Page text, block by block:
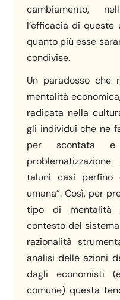
cambiamento,
l’efficacia di
quanto più esse
condivise.
Un paradosso che
mentalità
radicata nella
gli individui che ne
per scontata
taluni casi perfino
umana”. Così, per
tipo di mentalità
contesto del
razionalità
analisi delle azioni
dagli economisti
comune) questa